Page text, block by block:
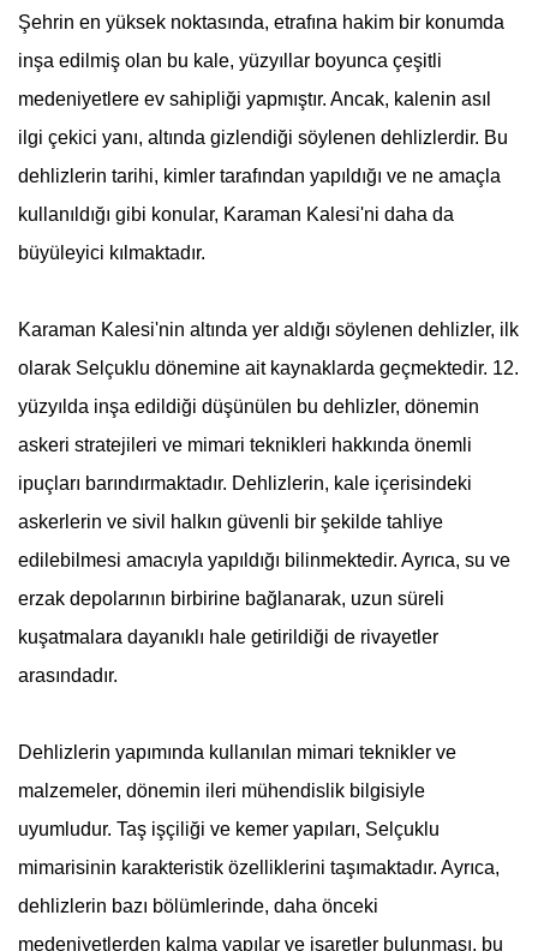
Şehrin en yüksek noktasında, etrafına hakim bir konumda
inşa edilmiş olan bu kale, yüzyıllar boyunca çeşitli
medeniyetlere ev sahipliği yapmıştır. Ancak, kalenin asıl
ilgi çekici yanı, altında gizlendiği söylenen dehlizlerdir. Bu
dehlizlerin tarihi, kimler tarafından yapıldığı ve ne amaçla
kullanıldığı gibi konular, Karaman Kalesi'ni daha da
büyüleyici kılmaktadır.
Karaman Kalesi'nin altında yer aldığı söylenen dehlizler, ilk
olarak Selçuklu dönemine ait kaynaklarda geçmektedir. 12.
yüzyılda inşa edildiği düşünülen bu dehlizler, dönemin
askeri stratejileri ve mimari teknikleri hakkında önemli
ipuçları barındırmaktadır. Dehlizlerin, kale içerisindeki
askerlerin ve sivil halkın güvenli bir şekilde tahliye
edilebilmesi amacıyla yapıldığı bilinmektedir. Ayrıca, su ve
erzak depolarının birbirine bağlanarak, uzun süreli
kuşatmalara dayanıklı hale getirildiği de rivayetler
arasındadır.
Dehlizlerin yapımında kullanılan mimari teknikler ve
malzemeler, dönemin ileri mühendislik bilgisiyle
uyumludur. Taş işçiliği ve kemer yapıları, Selçuklu
mimarisinin karakteristik özelliklerini taşımaktadır. Ayrıca,
dehlizlerin bazı bölümlerinde, daha önceki
medeniyetlerden kalma yapılar ve işaretler bulunması, bu